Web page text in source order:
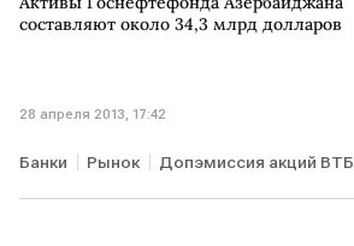
составляют около 34,3 млрд долларов
28 апреля 2013, 17:42
Банки Рынок Допэмиссия акций ВТБ